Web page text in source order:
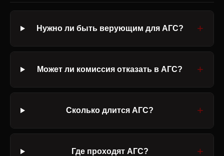
Нужно ли быть верующим для АГС?
Может ли комиссия отказать в АГС?
Сколько длится АГС?
Где проходят АГС?